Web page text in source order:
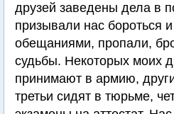
друзей заведены дела в
призывали нас бороться
обещаниями, пропали,
судьбы. Некоторых моих
принимают в армию,
третьи сидят в тюрьме,